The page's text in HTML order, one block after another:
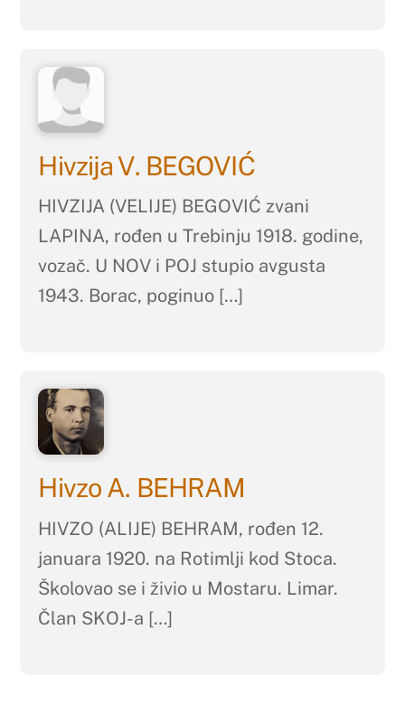
Hivzija V. BEGOVIĆ
HIVZIJA (VELIJE) BEGOVIĆ zvani
LAPINA, rođen u Trebinju 1918. godine,
vozač. U NOV i POJ stupio avgusta
1943. Borac, poginuo […]
Hivzo A. BEHRAM
HIVZO (ALIJE) BEHRAM, rođen 12.
januara 1920. na Rotimlji kod Stoca.
Školovao se i živio u Mostaru. Limar.
Član SKOJ-a […]